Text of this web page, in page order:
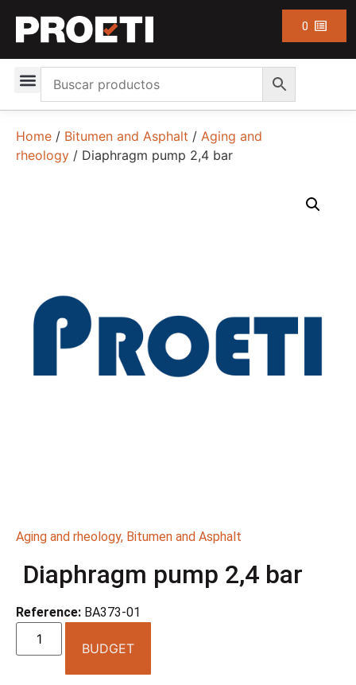
0
Home / Bitumen and Asphalt / Aging and
rheology / Diaphragm pump 2,4 bar
Aging and rheology, Bitumen and Asphalt
Diaphragm pump 2,4 bar
Reference: BA373-01
BUDGET